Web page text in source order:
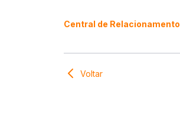
Central de Relacionamento
Voltar